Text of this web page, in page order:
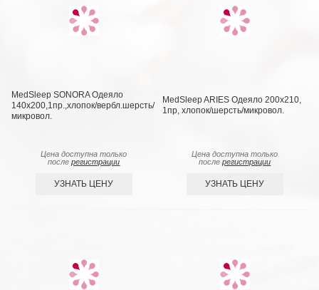
MedSleep SONORA Одеяло
140х200,1пр.,хлопок/вербл.шерсть/
микровол.
Цена доступна только
послерегистрации
УЗНАТЬ ЦЕНУ
MedSleep ARIES Одеяло 200х210,
1пр, хлопок/шерсть/микровол.
Цена доступна только
послерегистрации
УЗНАТЬ ЦЕНУ